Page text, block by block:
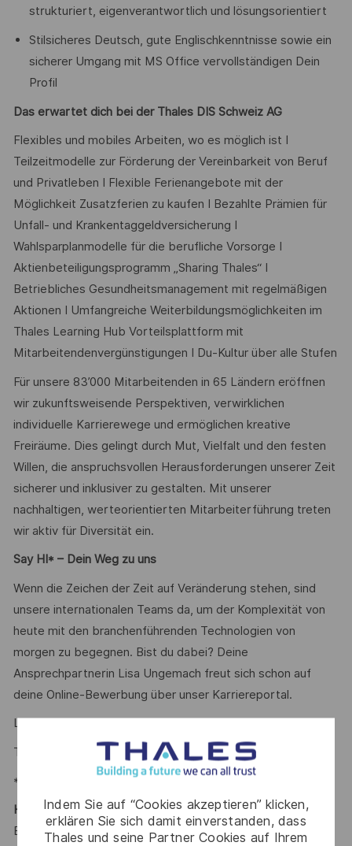
Indem Sie auf “Cookies akzeptieren” klicken,
erklären Sie sich damit einverstanden, dass
Thales und seine Partner Cookies auf Ihrem
strukturiert, eigenverantwortlich und lösungsorientiert
Stilsicheres Deutsch, gute Englischkenntnisse sowie ein
sicherer Umgang mit MS Office vervollständigen Dein
Profil
Das erwartet dich bei der Thales DIS Schweiz AG
Flexibles und mobiles Arbeiten, wo es möglich ist I
Teilzeitmodelle zur Förderung der Vereinbarkeit von Beruf
und Privatleben I Flexible Ferienangebote mit der
Möglichkeit Zusatzferien zu kaufen I Bezahlte Prämien für
Unfall- und Krankentaggeldversicherung I
Wahlsparplanmodelle für die berufliche Vorsorge I
Aktienbeteiligungsprogramm „Sharing Thales“ I
Betriebliches Gesundheitsmanagement mit regelmäßigen
Aktionen I Umfangreiche Weiterbildungsmöglichkeiten im
Thales Learning Hub Vorteilsplattform mit
Mitarbeitendenvergünstigungen I Du-Kultur über alle Stufen
Für unsere 83’000 Mitarbeitenden in 65 Ländern eröffnen
wir zukunftsweisende Perspektiven, verwirklichen
individuelle Karrierewege und ermöglichen kreative
Freiräume. Dies gelingt durch Mut, Vielfalt und den festen
Willen, die anspruchsvollen Herausforderungen unserer Zeit
sicherer und inklusiver zu gestalten. Mit unserer
nachhaltigen, werteorientierten Mitarbeiterführung treten
wir aktiv für Diversität ein.
Say HI* – Dein Weg zu uns
Wenn die Zeichen der Zeit auf Veränderung stehen, sind
unsere internationalen Teams da, um der Komplexität von
heute mit den branchenführenden Technologien von
morgen zu begegnen. Bist du dabei? Deine
Ansprechpartnerin Lisa Ungemach freut sich schon auf
deine Online-Bewerbung über unser Karriereportal.
Lisa Ungemach
Talent Acquisition Partner#LI-LU1
*Human Intelligence
Hinweis für Agenturen/Agencys:
Bitte habt Verständnis dafür, dass wir proaktiv angebotene